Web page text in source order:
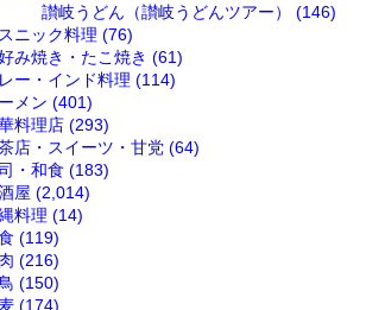
讃岐うどん（讃岐うどんツアー） (146)
ニック料理 (76)
み焼き・たこ焼き (61)
ー・インド料理 (114)
メン (401)
料理店 (293)
店・スイーツ・甘党 (64)
・和食 (183)
屋 (2,014)
料理 (14)
(119)
(216)
(150)
(174)